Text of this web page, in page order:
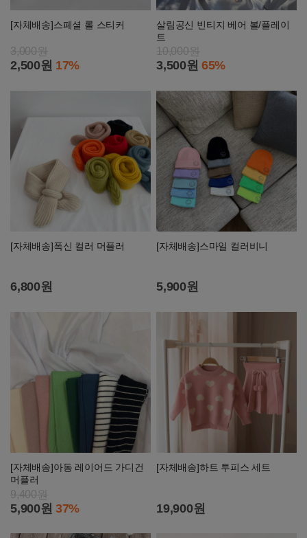
[자체배송]스페셜 롤 스티커
3,000원
2,500원 17%
살림공신 빈티지 베어 볼/플레이
트
10,000원
3,500원 65%
[자체배송]폭신 컬러 머플러
6,800원
[자체배송]스마일 컬러비니
5,900원
[자체배송]아동 레이어드 가디건
머플러
9,400원
5,900원 37%
[자체배송]하트 투피스 세트
19,900원